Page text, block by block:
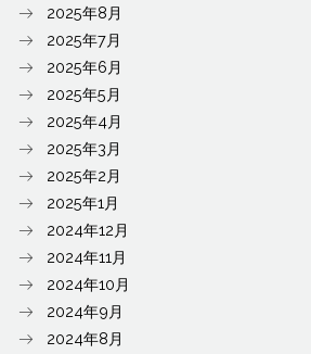
2025年8月
2025年7月
2025年6月
2025年5月
2025年4月
2025年3月
2025年2月
2025年1月
2024年12月
2024年11月
2024年10月
2024年9月
2024年8月